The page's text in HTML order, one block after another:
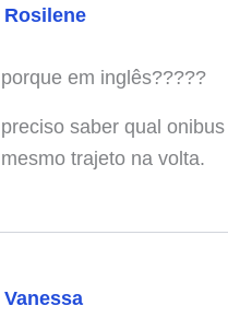
Rosilene
porque em inglês?????
preciso saber qual
mesmo trajeto na volta.
Vanessa